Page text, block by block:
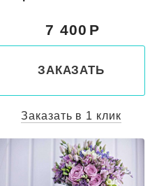
7 400
ЗАКАЗАТЬ
Заказать в 1 клик